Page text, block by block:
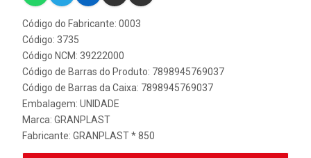
Código do Fabricante: 0003
Código: 3735
Código NCM: 39222000
Código de Barras do Produto: 7898945769037
Código de Barras da Caixa: 7898945769037
Embalagem: UNIDADE
Marca: GRANPLAST
Fabricante: GRANPLAST * 850